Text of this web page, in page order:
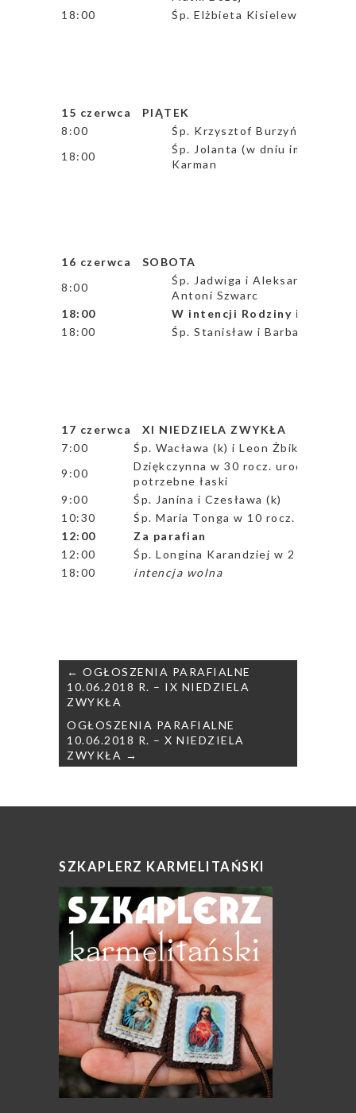
18:00
Śp. Elżbieta Kisielewska w 13
15 czerwca PIĄTEK
8:00
Śp. Krzysztof Burzyński w 7
18:00
Śp. Jolanta (w dniu imienin),
Karman
16 czerwca SOBOTA
8:00
Śp. Jadwiga i Aleksander
Antoni Szwarc
18:00
W intencji Rodziny i
18:00
Śp. Stanisław i Barbara
17 czerwca XI NIEDZIELA ZWYKŁA
7:00
Śp. Wacława (k) i Leon Żbikowscy
9:00
Dziękczynna w 30 rocz. urodzin
potrzebne łaski
9:00
Śp. Janina i Czesława (k)
10:30
Śp. Maria Tonga w 10 rocz. śmierci
12:00
Za parafian
12:00
Śp. Longina Karandziej w 2 miesiąc
18:00
intencja wolna
Nawigacja
wpisu
← OGŁOSZENIA PARAFIALNE
10.06.2018 R. – IX NIEDZIELA
ZWYKŁA
OGŁOSZENIA PARAFIALNE
10.06.2018 R. – X NIEDZIELA
ZWYKŁA →
SZKAPLERZ KARMELITAŃSKI